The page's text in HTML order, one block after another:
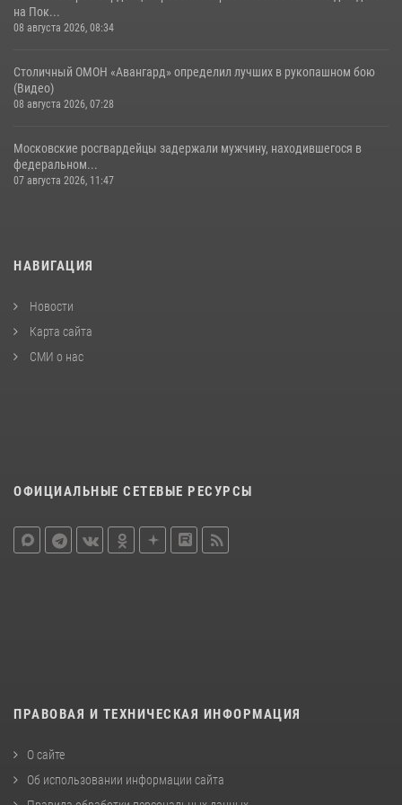
на Пок...
08 августа 2026, 08:34
Столичный ОМОН «Авангард» определил лучших в рукопашном бою
(Видео)
08 августа 2026, 07:28
Московские росгвардейцы задержали мужчину, находившегося в
федеральном...
07 августа 2026, 11:47
НАВИГАЦИЯ
Новости
Карта сайта
СМИ о нас
ОФИЦИАЛЬНЫЕ СЕТЕВЫЕ РЕСУРСЫ
ПРАВОВАЯ И ТЕХНИЧЕСКАЯ ИНФОРМАЦИЯ
О сайте
Об использовании информации сайта